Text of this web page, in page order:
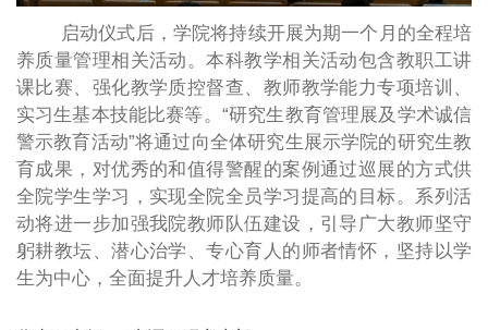
启动仪式后，学院将持续开展为期一个月的全程培
养质量管理相关活动。本科教学相关活动包含教职工讲
课比赛、强化教学质控督查、教师教学能力专项培训、
实习生基本技能比赛等。“研究生教育管理展及学术诚信
警示教育活动”将通过向全体研究生展示学院的研究生教
育成果，对优秀的和值得警醒的案例通过巡展的方式供
全院学生学习，实现全院全员学习提高的目标。系列活
动将进一步加强我院教师队伍建设，引导广大教师坚守
躬耕教坛、潜心治学、专心育人的师者情怀，坚持以学
生为中心，全面提升人才培养质量。